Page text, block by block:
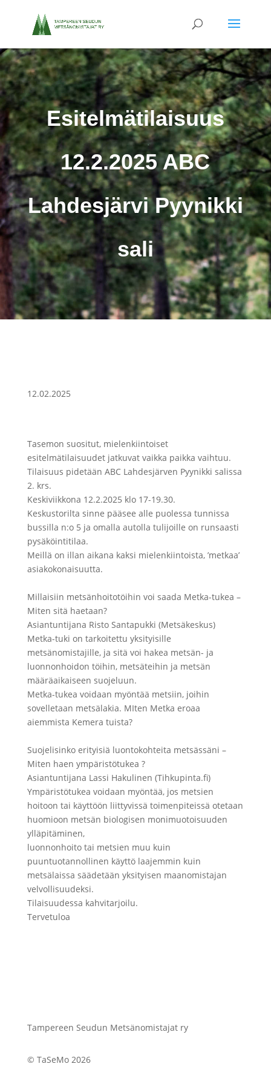
Esitelmätilaisuus
12.2.2025 ABC
Lahdesjärvi Pyynikki
sali
12.02.2025
Tasemon suositut, mielenkiintoiset
esitelmätilaisuudet jatkuvat vaikka paikka vaihtuu.
Tilaisuus pidetään ABC Lahdesjärven Pyynikki salissa
2. krs.
Keskiviikkona 12.2.2025 klo 17-19.30.
Keskustorilta sinne pääsee alle puolessa tunnissa
bussilla n:o 5 ja omalla autolla tulijoille on runsaasti
pysäköintitilaa.
Meillä on illan aikana kaksi mielenkiintoista, ’metkaa’
asiakokonaisuutta.
Millaisiin metsänhoitotöihin voi saada Metka-tukea –
Miten sitä haetaan?
Asiantuntijana Risto Santapukki (Metsäkeskus)
Metka-tuki on tarkoitettu yksityisille
metsänomistajille, ja sitä voi hakea metsän- ja
luonnonhoidon töihin, metsäteihin ja metsän
määräaikaiseen suojeluun.
Metka-tukea voidaan myöntää metsiin, joihin
sovelletaan metsälakia. MIten Metka eroaa
aiemmista Kemera tuista?
Suojelisinko erityisiä luontokohteita metsässäni –
Miten haen ympäristötukea ?
Asiantuntijana Lassi Hakulinen (Tihkupinta.fi)
Ympäristötukea voidaan myöntää, jos metsien
hoitoon tai käyttöön liittyvissä toimenpiteissä otetaan
huomioon metsän biologisen monimuotoisuuden
ylläpitäminen,
luonnonhoito tai metsien muu kuin
puuntuotannollinen käyttö laajemmin kuin
metsälaissa säädetään yksityisen maanomistajan
velvollisuudeksi.
Tilaisuudessa kahvitarjoilu.
Tervetuloa
Tampereen Seudun Metsänomistajat ry
© TaSeMo 2026